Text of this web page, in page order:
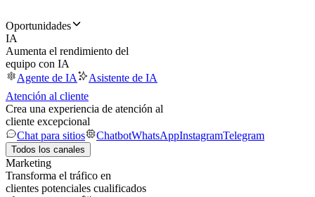
Oportunidades
IA
Aumenta el rendimiento del
equipo con IA
Agente de IA
Asistente de IA
Atención al cliente
Crea una experiencia de atención al
cliente excepcional
Chat para sitios
ChatbotWhatsAppInstagramTelegram
Todos los canales
Marketing
Transforma el tráfico en
clientes potenciales cualificados